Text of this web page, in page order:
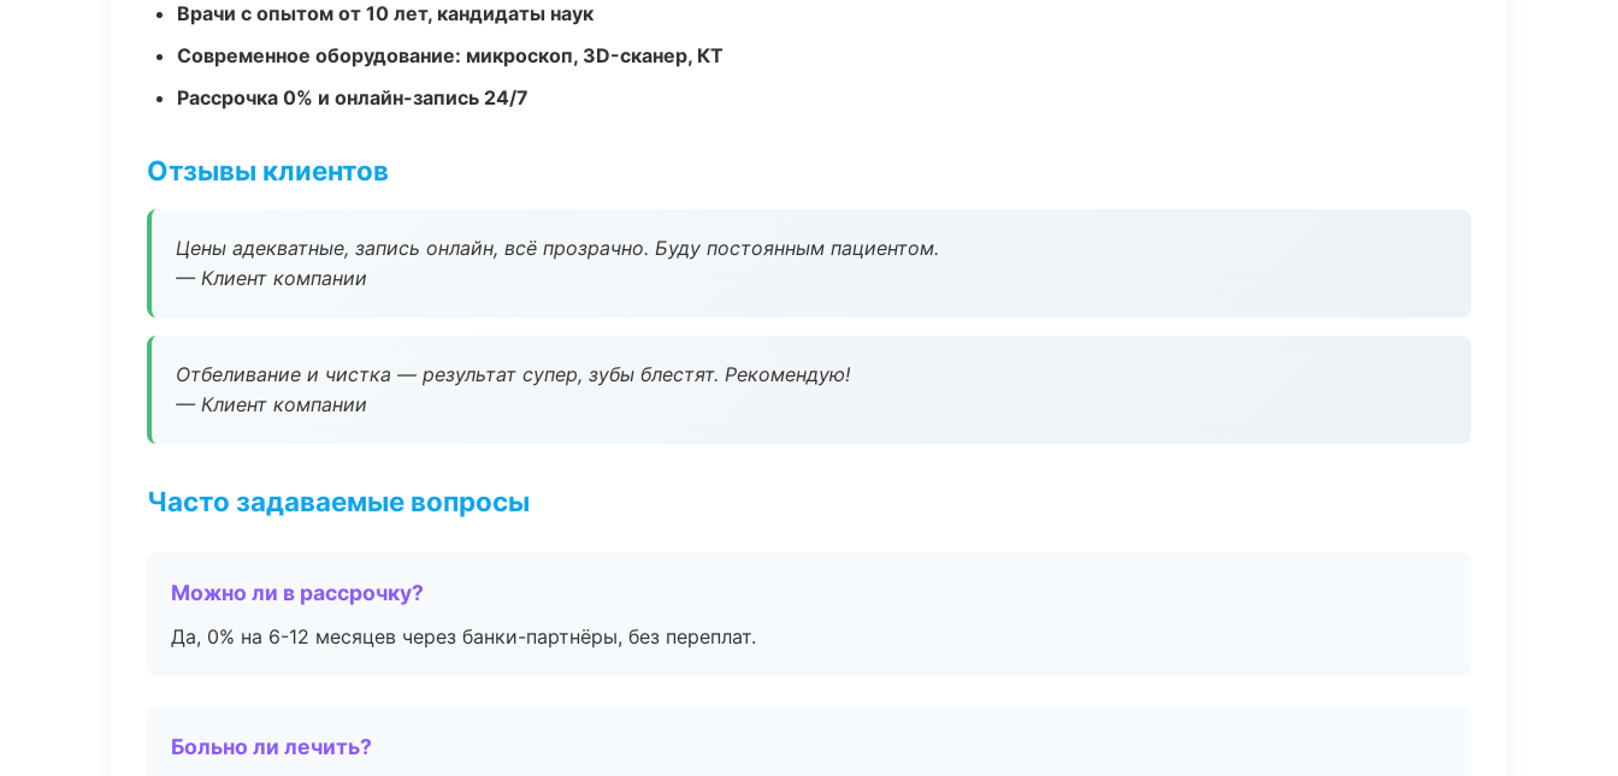
Врачи с опытом от 10 лет, кандидаты наук
Современное оборудование: микроскоп, 3D-сканер, КТ
Рассрочка 0% и онлайн-запись 24/7
Отзывы клиентов
Цены адекватные, запись онлайн, всё прозрачно. Буду постоянным пациентом.
— Клиент компании
Отбеливание и чистка — результат супер, зубы блестят. Рекомендую!
— Клиент компании
Часто задаваемые вопросы
Можно ли в рассрочку?
Да, 0% на 6-12 месяцев через банки-партнёры, без переплат.
Больно ли лечить?